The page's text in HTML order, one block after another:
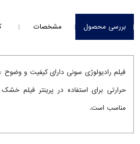
بررسی محصول مشخصات
فیلم رادیولوژی سونی دارای کیفیت و
مناسب است.